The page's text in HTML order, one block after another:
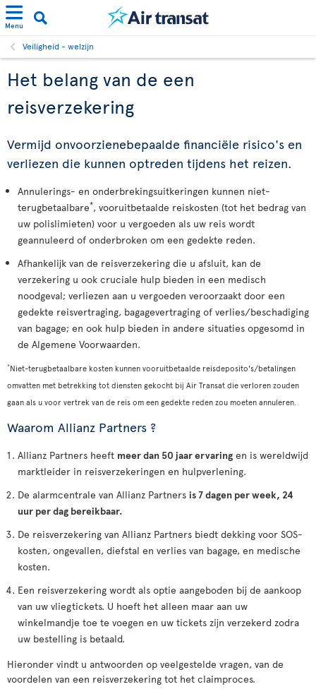
Menu
Veiligheid - welzijn
Het belang van de een
reisverzekering
Vermijd onvoorzienebepaalde financiële risico's en
verliezen die kunnen optreden tijdens het reizen.
Annulerings- en onderbrekingsuitkeringen kunnen niet-
terugbetaalbare*, vooruitbetaalde reiskosten (tot het bedrag van
uw polislimieten) voor u vergoeden als uw reis wordt
geannuleerd of onderbroken om een gedekte reden.
Afhankelijk van de reisverzekering die u afsluit, kan de
verzekering u ook cruciale hulp bieden in een medisch
noodgeval; verliezen aan u vergoeden veroorzaakt door een
gedekte reisvertraging, bagagevertraging of verlies/beschadiging
van bagage; en ook hulp bieden in andere situaties opgesomd in
de Algemene Voorwaarden.
*Niet-terugbetaalbare kosten kunnen vooruitbetaalde reisdeposito's/betalingen
omvatten met betrekking tot diensten gekocht bij Air Transat die verloren zouden
gaan als u voor vertrek van de reis om een gedekte reden zou moeten annuleren.
Waarom Allianz Partners ?
Allianz Partners heeft meer dan 50 jaar ervaring en is wereldwijd
marktleider in reisverzekeringen en hulpverlening.
De alarmcentrale van Allianz Partners is 7 dagen per week, 24
uur per dag bereikbaar.
De reisverzekering van Allianz Partners biedt dekking voor SOS-
kosten, ongevallen, diefstal en verlies van bagage, en medische
kosten.
Een reisverzekering wordt als optie aangeboden bij de aankoop
van uw vliegtickets. U hoeft het alleen maar aan uw
winkelmandje toe te voegen en uw tickets zijn verzekerd zodra
uw bestelling is betaald.
Hieronder vindt u antwoorden op veelgestelde vragen, van de
voordelen van een reisverzekering tot het claimproces.